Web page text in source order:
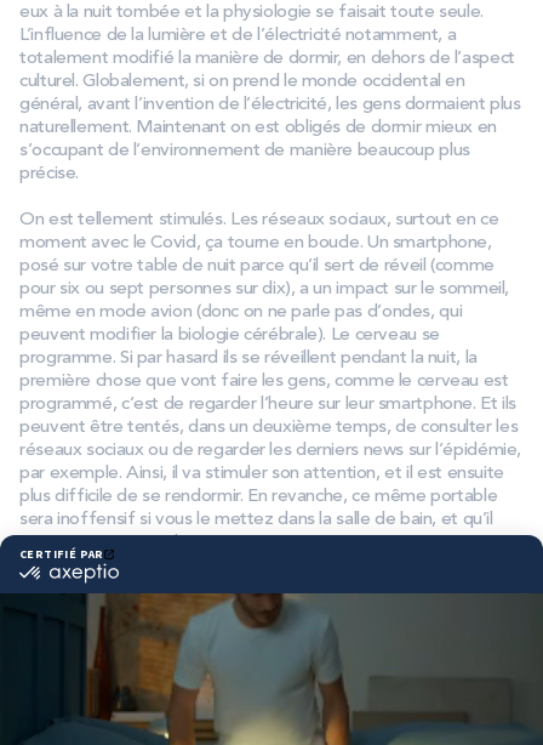
eux à la nuit tombée et la physiologie se faisait toute seule.
L’influence de la lumière et de l’électricité notamment, a
totalement modifié la manière de dormir, en dehors de l’aspect
culturel. Globalement, si on prend le monde occidental en
général, avant l’invention de l’électricité, les gens dormaient plus
naturellement. Maintenant on est obligés de dormir mieux en
s’occupant de l’environnement de manière beaucoup plus
précise.
On est tellement stimulés. Les réseaux sociaux, surtout en ce
moment avec le Covid, ça tourne en boucle. Un smartphone,
posé sur votre table de nuit parce qu’il sert de réveil (comme
pour six ou sept personnes sur dix), a un impact sur le sommeil,
même en mode avion (donc on ne parle pas d’ondes, qui
peuvent modifier la biologie cérébrale). Le cerveau se
programme. Si par hasard ils se réveillent pendant la nuit, la
première chose que vont faire les gens, comme le cerveau est
programmé, c’est de regarder l’heure sur leur smartphone. Et ils
peuvent être tentés, dans un deuxième temps, de consulter les
réseaux sociaux ou de regarder les derniers news sur l’épidémie,
par exemple. Ainsi, il va stimuler son attention, et il est ensuite
plus difficile de se rendormir. En revanche, ce même portable
sera inoffensif si vous le mettez dans la salle de bain, et qu’il
Le cerveau se réveille la nuit naturellement sans qu’on s’en
rende compte, mais il a programmé le fait que le portable n’est
pas à portée de main. Comme il n’est pas à portée de main, si
on veut voir l’information, il faut se lever, et on ne le fait pas
parce qu’on est bien dans son lit. Ainsi, on dort mieux. Ces
notions de programmation cérébrales sont extrêmement
intéressantes à étudier.